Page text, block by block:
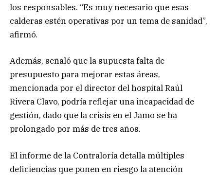
los responsables. “Es muy necesario que esas
calderas estén operativas por un tema de sanidad”,
afirmó.
Además, señaló que la supuesta falta de
presupuesto para mejorar estas áreas,
mencionada por el director del hospital Raúl
Rivera Clavo, podría reflejar una incapacidad de
gestión, dado que la crisis en el Jamo se ha
prolongado por más de tres años.
El informe de la Contraloría detalla múltiples
deficiencias que ponen en riesgo la atención